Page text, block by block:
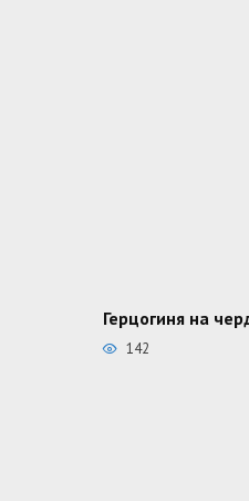
Герцогиня на
142